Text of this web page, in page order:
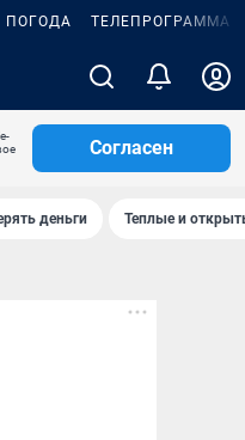
ПОГОДА ТЕЛЕПРОГРАММА
Согласен
деньги Теплые и